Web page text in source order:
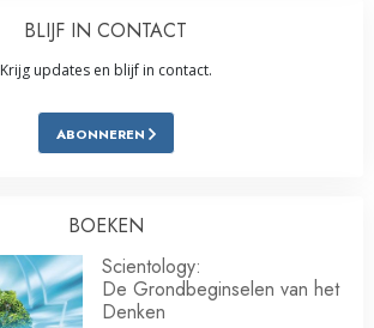
BLIJF IN CONTACT
Krijg updates en blijf in contact.
ABONNEREN
BOEKEN
Scientology:
De Grondbeginselen van het
Denken